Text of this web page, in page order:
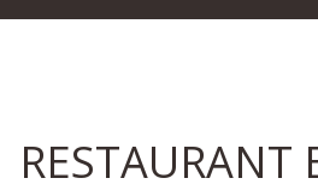
RESTAURANT